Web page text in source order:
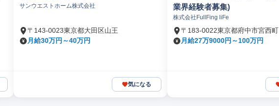
サンウエストホーム株式会社
〒143-0023東京都大田区山王
月給30万円～40万円
気になる
業界経験者募集)
株式会社FullFing liFe
〒183-0022東京都府中市宮西町
月給27万9000円～100万円